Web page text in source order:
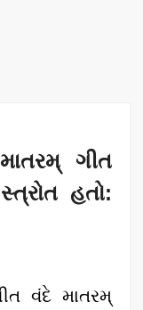
ગીત
હતો:
વંદે માતરમ્